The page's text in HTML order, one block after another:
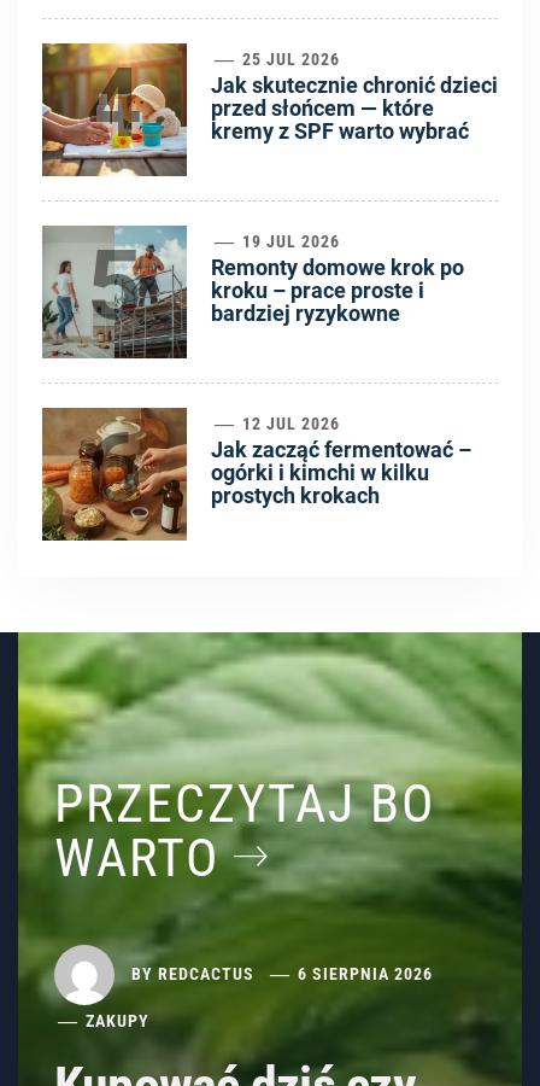
4 25 JUL 2026
Jak skutecznie chronić dzieci
przed słońcem — które
kremy z SPF warto wybrać
5 19 JUL 2026
Remonty domowe krok po
kroku – prace proste i
bardziej ryzykowne
6 12 JUL 2026
Jak zacząć fermentować –
ogórki i kimchi w kilku
prostych krokach
PRZECZYTAJ BO
WARTO
BY REDCACTUS 6 SIERPNIA 2026
ZAKUPY